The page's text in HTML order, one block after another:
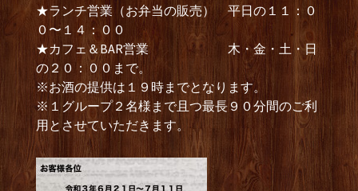
★ランチ営業（お弁当の販売） 平日の１１：０
０〜１４：００
★カフェ＆BAR営業 木・金・土・日
の２０：００まで。
※お酒の提供は１９時までとなります。
※１グループ２名様まで且つ最長９０分間のご利
用とさせていただきます。